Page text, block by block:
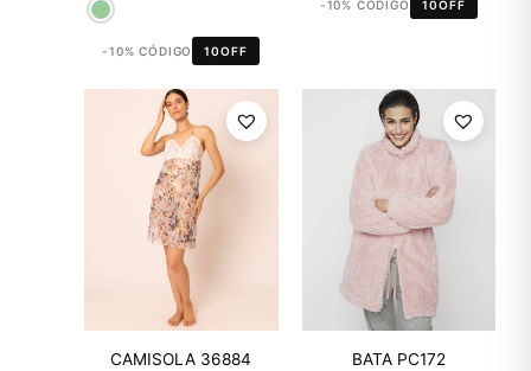
-10% CÓDIGO 10OFF
-10% CÓDIGO 10OFF
CAMISOLA 36884 BATA PC172